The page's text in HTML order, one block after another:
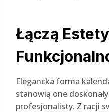
Łączą
Elegancka forma
stanowią one
profesjonalisty. Z racji